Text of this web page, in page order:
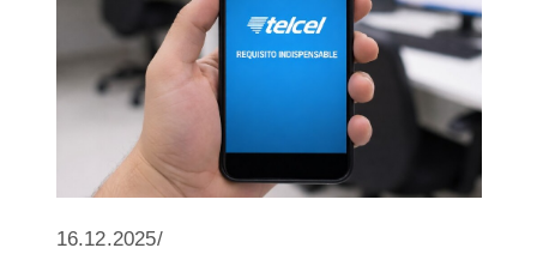
16.12.2025/